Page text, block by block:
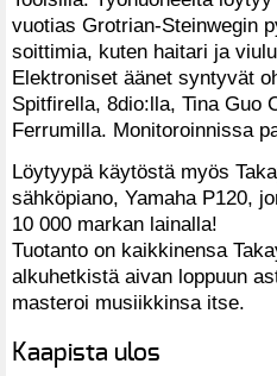
vuotias Grotrian-Steinwegin
soittimia, kuten haitari ja
Elektroniset äänet syntyvät
Spitfirella, 8dio:lla, Tina Guo
Ferrumilla. Monitoroinnissa
Löytyypä käytöstä myös
sähköpiano, Yamaha P120,
10 000 markan lainalla!
Tuotanto on kaikkinensa
alkuhetkistä aivan loppuun
masteroi musiikkinsa itse.
Kaapista ulos